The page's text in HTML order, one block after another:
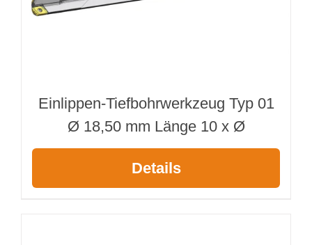
Webshop
Deutsch
Suche
Einlippen-Tiefbohrwerkzeug Typ 01
Ø 18,50 mm Länge 10 x Ø
Details